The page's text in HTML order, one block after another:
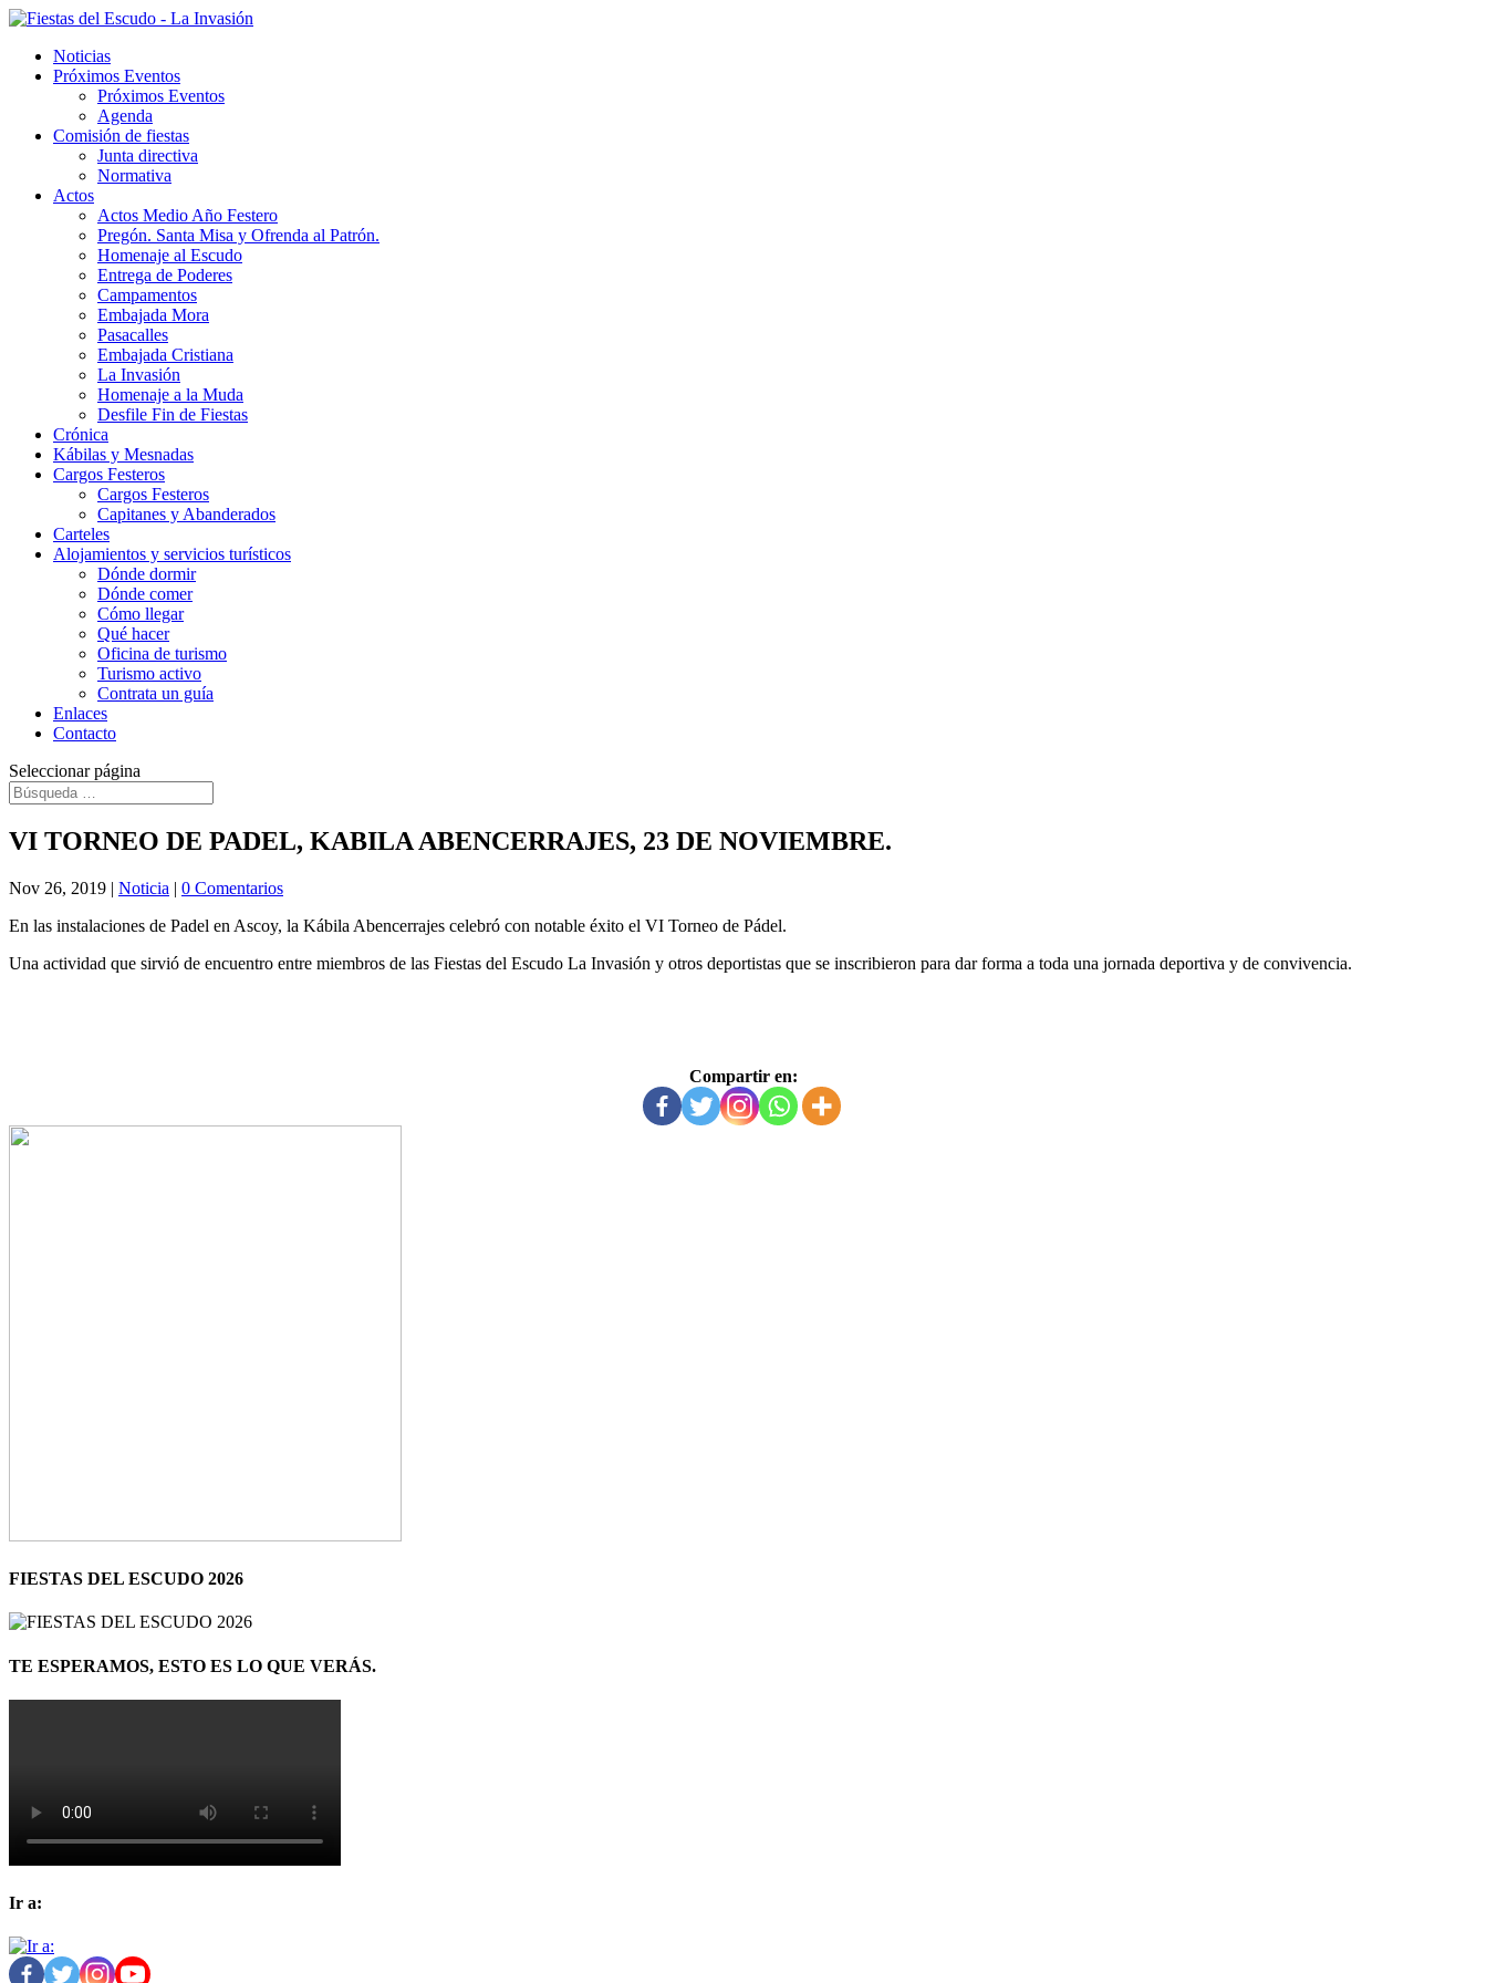
Noticias
Próximos Eventos
Próximos Eventos
Agenda
Comisión de fiestas
Junta directiva
Normativa
Actos
Actos Medio Año Festero
Pregón. Santa Misa y Ofrenda al Patrón.
Homenaje al Escudo
Entrega de Poderes
Campamentos
Embajada Mora
Pasacalles
Embajada Cristiana
La Invasión
Homenaje a la Muda
Desfile Fin de Fiestas
Crónica
Kábilas y Mesnadas
Cargos Festeros
Cargos Festeros
Capitanes y Abanderados
Carteles
Alojamientos y servicios turísticos
Dónde dormir
Dónde comer
Cómo llegar
Qué hacer
Oficina de turismo
Turismo activo
Contrata un guía
Enlaces
Contacto
Seleccionar página
VI TORNEO DE PADEL, KABILA ABENCERRAJES, 23 DE NOVIEMBRE.
Nov 26, 2019 | Noticia | 0 Comentarios
En las instalaciones de Padel en Ascoy, la Kábila Abencerrajes celebró con notable éxito el VI Torneo de Pádel.
Una actividad que sirvió de encuentro entre miembros de las Fiestas del Escudo La Invasión y otros deportistas que se inscribieron para dar forma a toda una jornada deportiva y de convivencia.
Compartir en:
FIESTAS DEL ESCUDO 2026
TE ESPERAMOS, ESTO ES LO QUE VERÁS.
Ir a: